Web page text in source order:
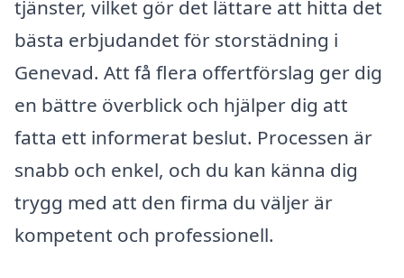
tjänster, vilket gör det lättare att hitta det
bästa erbjudandet för storstädning i
Genevad. Att få flera offertförslag ger dig
en bättre överblick och hjälper dig att
fatta ett informerat beslut. Processen är
snabb och enkel, och du kan känna dig
trygg med att den firma du väljer är
kompetent och professionell.